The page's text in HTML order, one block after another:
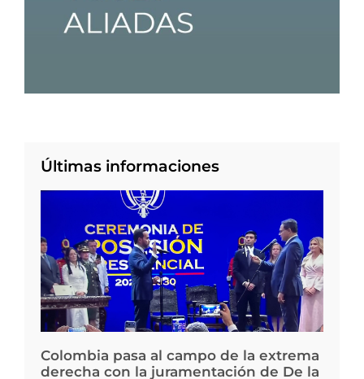
Últimas informaciones
Colombia pasa al campo de la extrema
derecha con la juramentación de De la